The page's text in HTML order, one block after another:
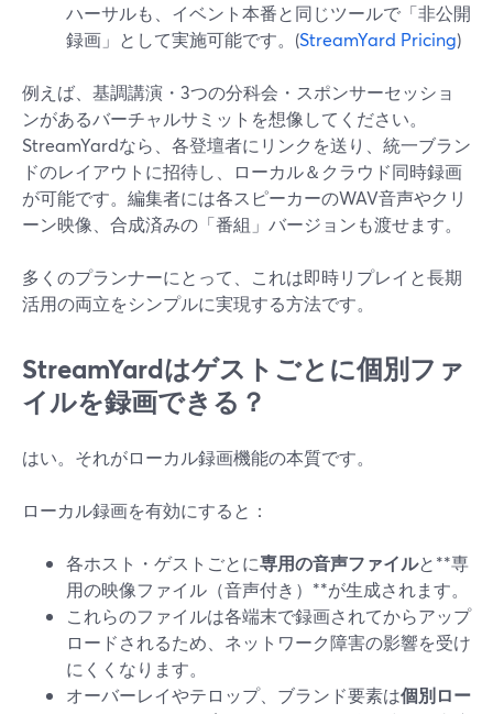
ハーサルも、イベント本番と同じツールで「非公開
録画」として実施可能です。(StreamYard Pricing)
例えば、基調講演・3つの分科会・スポンサーセッショ
ンがあるバーチャルサミットを想像してください。
StreamYardなら、各登壇者にリンクを送り、統一ブラン
ドのレイアウトに招待し、ローカル＆クラウド同時録画
が可能です。編集者には各スピーカーのWAV音声やクリ
ーン映像、合成済みの「番組」バージョンも渡せます。
多くのプランナーにとって、これは即時リプレイと長期
活用の両立をシンプルに実現する方法です。
StreamYardはゲストごとに個別ファ
イルを録画できる？
はい。それがローカル録画機能の本質です。
ローカル録画を有効にすると：
各ホスト・ゲストごとに専用の音声ファイルと**専
用の映像ファイル（音声付き）**が生成されます。
これらのファイルは各端末で録画されてからアップ
ロードされるため、ネットワーク障害の影響を受け
にくくなります。
オーバーレイやテロップ、ブランド要素は個別ロー